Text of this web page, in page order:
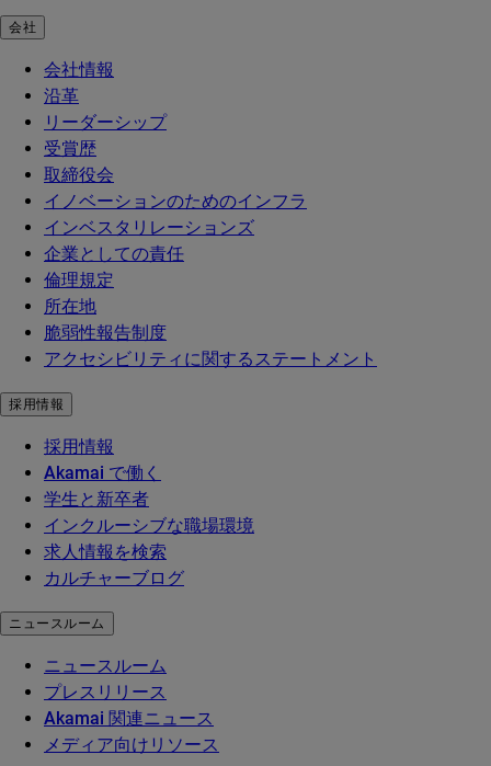
会社
会社情報
沿革
リーダーシップ
受賞歴
取締役会
イノベーションのためのインフラ
インベスタリレーションズ
企業としての責任
倫理規定
所在地
脆弱性報告制度
アクセシビリティに関するステートメント
採用情報
採用情報
Akamai で働く
学生と新卒者
インクルーシブな職場環境
求人情報を検索
カルチャーブログ
ニュースルーム
ニュースルーム
プレスリリース
Akamai 関連ニュース
メディア向けリソース